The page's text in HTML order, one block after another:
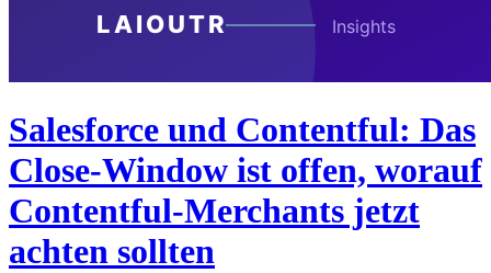
Salesforce und Contentful: Das
Close-Window ist offen, worauf
Contentful-Merchants jetzt
achten sollten